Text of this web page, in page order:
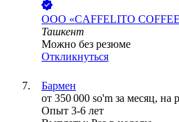
ООО «CAFFELITO
Ташкент
Можно без резюме
Откликнуться
Бармен
от 350 000 so'm за месяц, на
Опыт 3-6 лет